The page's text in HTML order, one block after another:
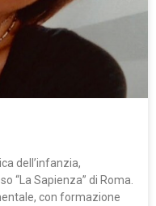
dell’infanzia,
“La Sapienza” di Roma.
con formazione